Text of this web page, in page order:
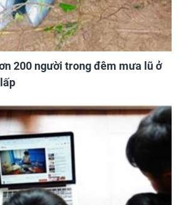
200 người trong đêm mưa lũ ở